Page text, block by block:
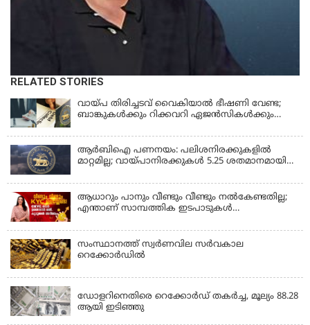
RELATED STORIES
വായ്പ തിരിച്ചടവ് വൈകിയാൽ ഭീഷണി വേണ്ട;
ബാങ്കുകൾക്കും റിക്കവറി ഏജൻസികൾക്കും
ഇഎംഐ മുടങ്ങിയാല്‍ സ്മാര്‍ട്ട് ഫോണ്‍ ലോക്ക്
ആകുമോ? ആര്‍ബിഐയുടെ പുതിയ
നിര്‍ദേശങ്ങള്‍
ആർബിഐ പണനയം: പലിശനിരക്കുകളിൽ
മാറ്റമില്ല; വായ്പാനിരക്കുകൾ 5.25 ശതമാനമായി
ആധാറും പാനും വീണ്ടും വീണ്ടും നൽകേണ്ടതില്ല;
എന്താണ് സാമ്പത്തിക ഇടപാടുകൾ
സംസ്ഥാനത്ത് സ്വര്‍ണവില സര്‍വകാല
റെക്കോര്‍ഡില്‍
ഡോളറിനെതിരെ റെക്കോർഡ് തകർച്ച, മൂല്യം 88.28
ആയി ഇടിഞ്ഞു